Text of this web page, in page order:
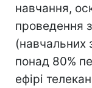
навчання,
проведення
(навчальних
понад 80%
ефірі